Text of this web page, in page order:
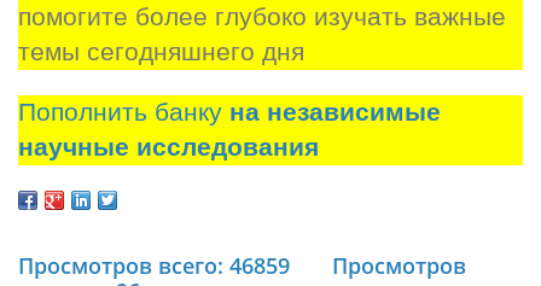
помогите более глубоко изучать важные
темы сегодняшнего дня
Пополнить банку на независимые
научные исследования
Просмотров всего: 46859
Просмотров